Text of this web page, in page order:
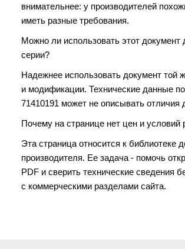
внимательнее: у производителей
иметь разные требования.
Можно ли использовать этот документ
серии?
Надежнее использовать документ той
и модификации. Технические данные
71410191 может не описывать отличия
Почему на странице нет цен и условий
Эта страница относится к библиотеке
производителя. Ее задача - помочь
PDF и сверить технические сведения
с коммерческими разделами сайта.